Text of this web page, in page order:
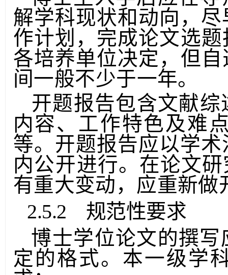
博士生入学后应在
解学科现状和动向，尽
作计划，完成论文选
各培养单位决定，但
间一般不少于一年。
开题报告包含文献
内容、工作特色及难
等。开题报告应以学
内公开进行。在论文
有重大变动，应重新做
2.5.2 规范性要求
博士学位论文的撰